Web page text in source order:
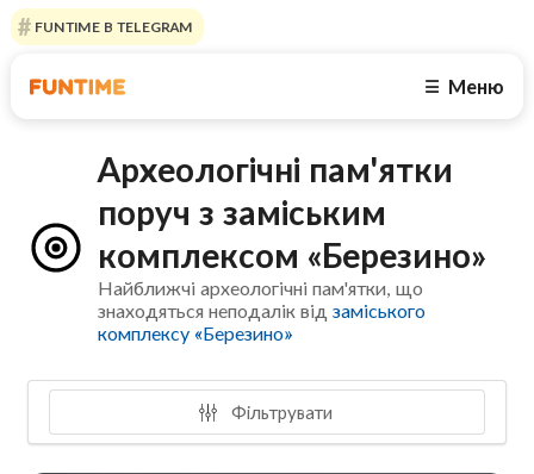
FUNTIME В TELEGRAM
☰ Меню
Археологічні пам'ятки
поруч з заміським
комплексом «Березино»
Найближчі археологічні пам'ятки, що
знаходяться неподалік відзаміського
комплексу «Березино»
Фільтрувати